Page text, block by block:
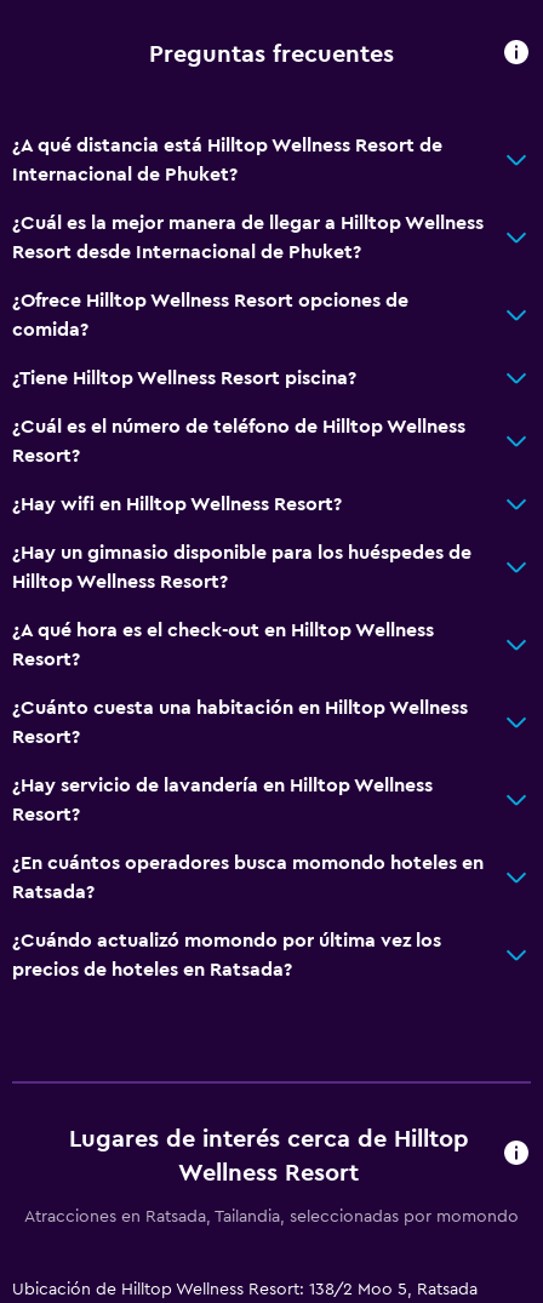
Preguntas frecuentes
¿A qué distancia está Hilltop Wellness Resort de
Internacional de Phuket?
¿Cuál es la mejor manera de llegar a Hilltop Wellness
Resort desde Internacional de Phuket?
¿Ofrece Hilltop Wellness Resort opciones de
comida?
¿Tiene Hilltop Wellness Resort piscina?
¿Cuál es el número de teléfono de Hilltop Wellness
Resort?
¿Hay wifi en Hilltop Wellness Resort?
¿Hay un gimnasio disponible para los huéspedes de
Hilltop Wellness Resort?
¿A qué hora es el check-out en Hilltop Wellness
Resort?
¿Cuánto cuesta una habitación en Hilltop Wellness
Resort?
¿Hay servicio de lavandería en Hilltop Wellness
Resort?
¿En cuántos operadores busca momondo hoteles en
Ratsada?
¿Cuándo actualizó momondo por última vez los
precios de hoteles en Ratsada?
Lugares de interés cerca de Hilltop
Wellness Resort
Atracciones en Ratsada, Tailandia, seleccionadas por momondo
Ubicación de Hilltop Wellness Resort: 138/2 Moo 5, Ratsada